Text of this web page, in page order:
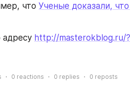
что Ученые доказали,
адресу http://masterokblog.ru/
0 reactions 0 replies 0 reposts